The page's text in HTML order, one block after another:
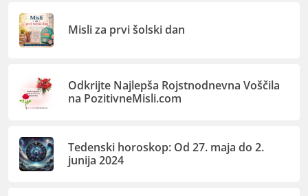
Misli za prvi šolski dan
Odkrijte Najlepša Rojstnodnevna Voščila
na PozitivneMisli.com
Tedenski horoskop: Od 27. maja do 2.
junija 2024